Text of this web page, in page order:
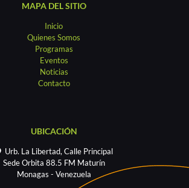
MAPA DEL SITIO
Inicio
Quienes Somos
Programas
Eventos
Noticias
Contacto
UBICACIÓN
Urb. La Libertad, Calle Principal
Sede Orbita 88.5 FM Maturín
Monagas - Venezuela